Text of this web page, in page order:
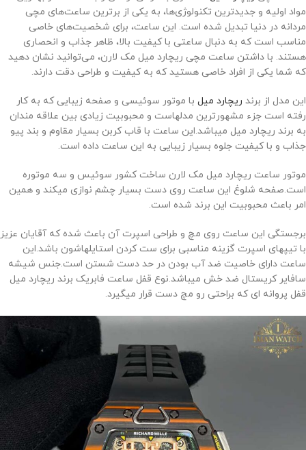
مواد اولیه و جدیدترین تکنولوژی‌ها، به یکی از برترین ساعت‌های مچی
مردانه در دنیا تبدیل شده است. این ساعت، برای شخصیت‌های خاصی
مناسب است که به دنبال ساعتی با کیفیت بالا، ظاهر جذاب و انحصاری
هستند. با داشتن ساعت مچی ریچارد میل مک لارن، می‌توانید نشان دهید
که شما یکی از افراد خاصی هستید که به کیفیت و طراحی دقت دارند.
این مدل از برند ریچارد میل با موتور سوئیسی و صفحه زیبایی که به کار
رفته است جزء مشهورترین مدلهاست و محبوبیت زیادی بین علاقه مندان
به برند ریچارد میل میباشد.این ساعت با قاب کربن بسیار مقاوم و بند پیو
جذاب و با کیفیت جلوه بسیار زیبایی به این ساعت داده است.
موتور ساعت ریچارد میل مک لارن ساخت کشور سوئیس و سه موتوره
است.صفحه شلوغ این ساعت روی دست بسیار چشم نوازی میکند و همین
امر باعث محبوبیت این برند شده است.
برجستگی این ساعت روی مچ و طراحی اسپرت آن باعث شده که آقایان عزیز
با تیپهای اسپرت گزینه مناسبی برای ست کردن استایلهاشون باشد.این
ساعت دارای خاصیت ضد آب بودن در حد دست شستن است.جنس شیشه
سافایر کریستال ضد خش میباشد.نوع قفل ساعت فابریک برند ریچارد میل
قفل پروانه ای که براحتی رو مچ دست قرار میگیرد.